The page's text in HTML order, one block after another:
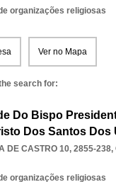
organizações religiosas
Ver no Mapa
search for:
Do Bispo
Dos Santos Dos
DE CASTRO 10, 2855-238,
organizações religiosas